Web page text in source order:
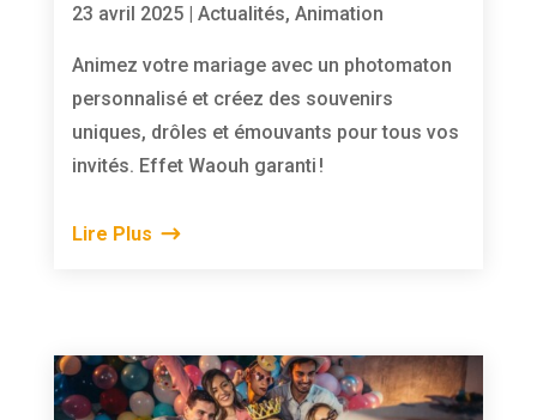
23 avril 2025| Actualités, Animation
Animez votre mariage avec un photomaton
personnalisé et créez des souvenirs
uniques, drôles et émouvants pour tous vos
invités. Effet Waouh garanti !
Lire Plus